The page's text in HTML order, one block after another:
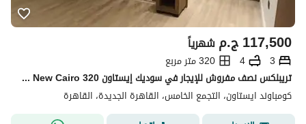
ج.م117,500 شهرياً
3
4
320 متر مربع
تريبلكس نصف مفروش للإيجار في سوديك إيستاون Sodic Eastown New Cairo 320 متر 3 غرف نوم 4 حمامات غرفة مربية مطبخ وأجهزة وتكييفات
كومباوند ايستاون، التجمع الخامس، القاهرة الجديدة، القاهرة